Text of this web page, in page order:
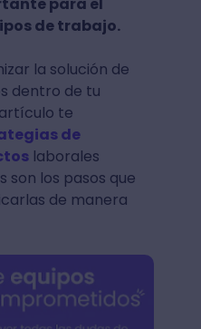
de trabajo.
la solución de
dentro de tu
te
de
laborales
son los pasos que
de manera